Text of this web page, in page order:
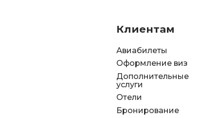
Клиентам
Авиабилеты
Оформление виз
Дополнительные
услуги
Отели
Бронирование